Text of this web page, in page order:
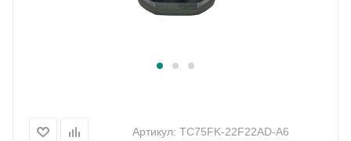
Артикул: TC75FK-22F22AD-A6